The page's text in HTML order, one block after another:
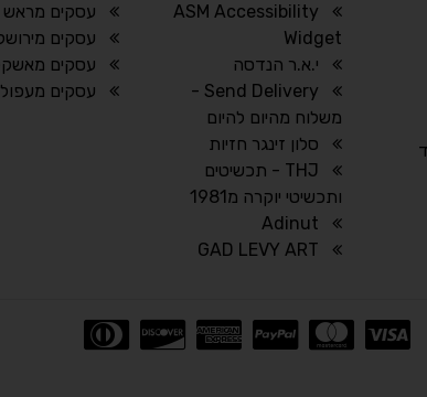
ASM Accessibility
Widget
י.א.ר הנדסה
Send Delivery -
משלוח מהיום להיום
סלון זינגר חזיות
THJ - תכשיטים
ותכשיטי יוקרה מ1981
עסקים מראש
עסקים
עסקים
עסקים